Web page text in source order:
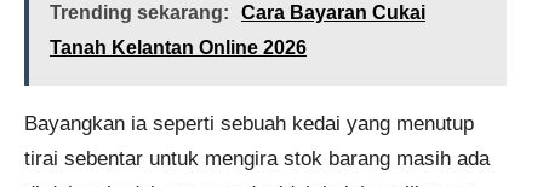
Trending sekarang:
Cara Bayaran Cukai
Tanah Kelantan Online 2026
Bayangkan ia seperti sebuah kedai yang menutup
tirai sebentar untuk mengira stok barang masih ada